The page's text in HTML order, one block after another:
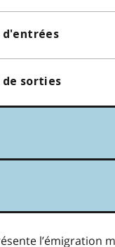
sorties
l’émigration